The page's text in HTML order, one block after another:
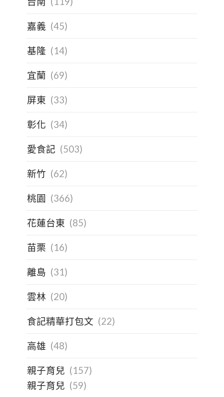
嘉義 (45)
基隆 (14)
宜蘭 (69)
屏東 (33)
彰化 (34)
愛食記 (503)
新竹 (62)
桃園 (366)
花蓮台東 (85)
苗栗 (16)
離島 (31)
雲林 (20)
食記精華打包文 (22)
高雄 (48)
親子育兒 (157)
親子育兒 (59)